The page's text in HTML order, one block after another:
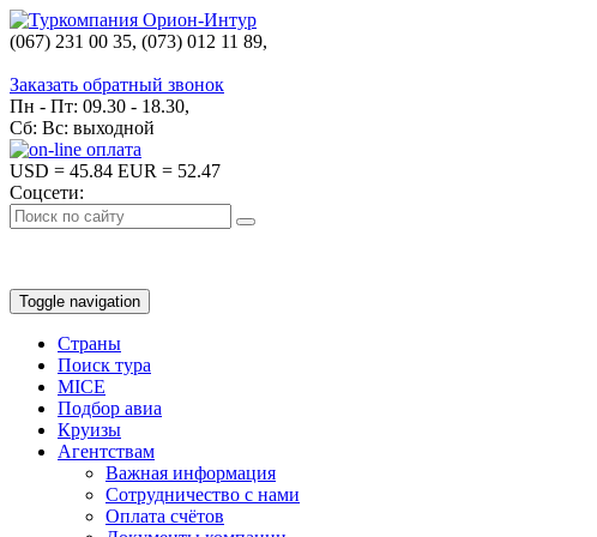
(067) 231 00 35, (073) 012 11 89,
Заказать обратный звонок
Пн - Пт: 09.30 - 18.30,
Сб: Вс: выходной
USD = 45.84 EUR = 52.47
Соцсети:
Toggle navigation
Страны
Поиск тура
MICE
Подбор авиа
Круизы
Агентствам
Важная информация
Сотрудничество с нами
Оплата счётов